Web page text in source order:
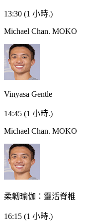
13:30 (1 小時.)
Michael Chan. MOKO
Vinyasa Gentle
14:45 (1 小時.)
Michael Chan. MOKO
柔韌瑜伽：靈活脊椎
16:15 (1 小時.)